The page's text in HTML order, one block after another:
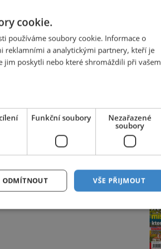
cookie.
používáme soubory cookie. Informace o
reklamními a analytickými partnery, kteří je
poskytli nebo které shromáždili při vašem
Funkční soubory
Nezařazené
soubory
VŠE PŘIJMOUT
ODMÍTNOUT